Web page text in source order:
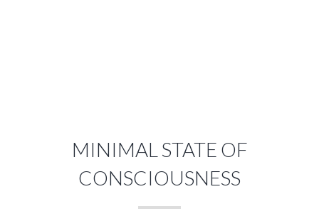
MINIMAL STATE OF
CONSCIOUSNESS